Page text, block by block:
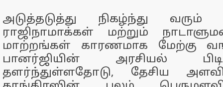
அடுத்தடுத்து நிகழ்ந்து வரும்
ராஜிநாமாக்கள் மற்றும்
மாற்றங்கள் காரணமாக மேற்கு
பானர்ஜியின் அரசியல்
தளர்ந்துள்ளதோடு, தேசிய